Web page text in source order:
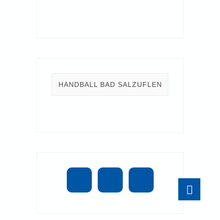
HANDBALL BAD SALZUFLEN